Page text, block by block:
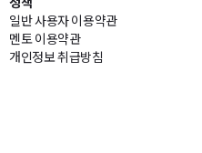
일반 사용자 이용약관
멘토 이용약관
개인정보 취급방침